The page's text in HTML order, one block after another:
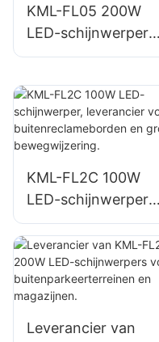
KML-FL05 200W
LED-schijnwerper,
leverancier, nood-
rampenverlichting
KML-FL2C 100W
LED-schijnwerper,
leverancier voor
buitenreclamebord
en en grote
bewegwijzering.
Leverancier van